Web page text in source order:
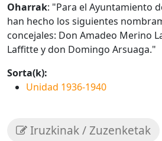
Oharrak: "Para el Ayuntamiento
han hecho los siguientes
concejales: Don Amadeo Merino
Laffitte y don Domingo Arsuaga."
Sorta(k):
Unidad 1936-1940
Iruzkinak / Zuzenketak